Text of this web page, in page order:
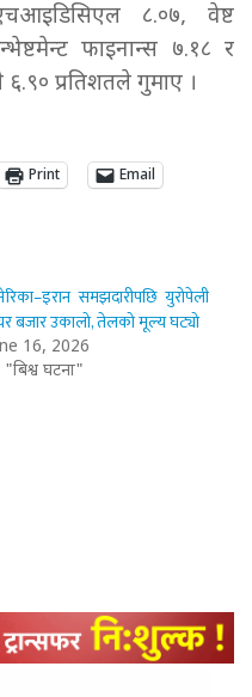
८.०७, वेष्ट
फाइनान्स ७.१८ र
६.९० प्रतिशतले गुमाए ।
Print Email
समझदारीपछि युरोपेली
बजार उकालो, तेलको मूल्य घट्यो
16, 2026
घटना"